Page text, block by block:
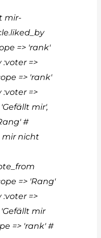
mir-
=> 'rank'
:voter =>
=> 'rank'
:voter =>
mir',
#
mir nicht
=> 'Rang'
:voter =>
'Gefällt mir
=> 'rank' #